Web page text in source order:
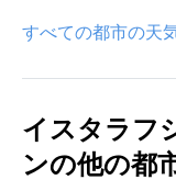
すべての都市の天
イスタラフ
ンの他の都